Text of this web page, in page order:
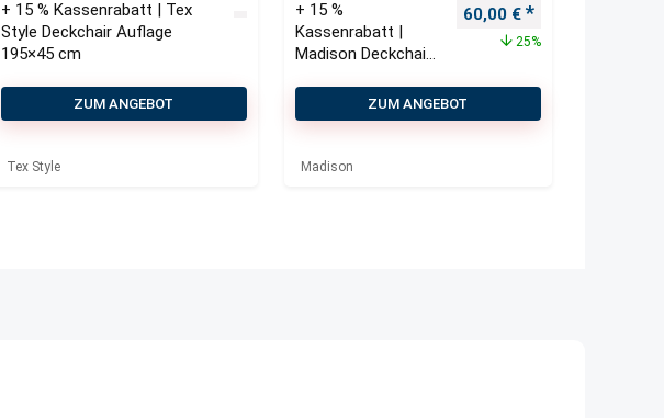
+ 15 % Kassenrabatt | Tex
Style Deckchair Auflage
195×45 cm
ZUM ANGEBOT
Tex Style
+ 15 %
Kassenrabatt |
Madison Deckchair
Ursprünglicher Preis
60,00 € Aktueller Preis
25%
ZUM ANGEBOT
Madison